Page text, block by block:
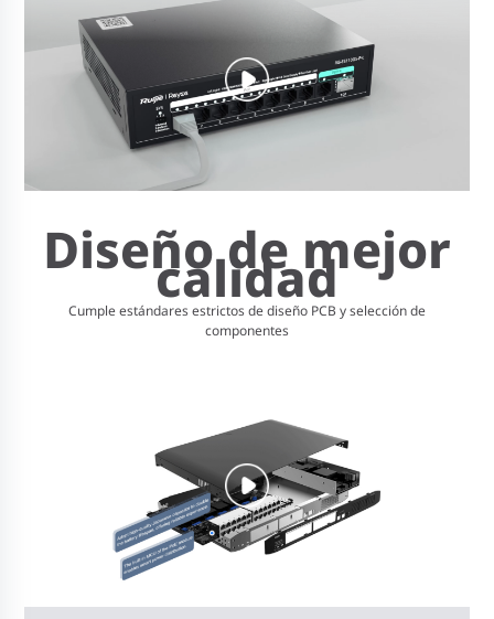
Diseño de mejor
calidad
Cumple estándares estrictos de diseño PCB y selección de
componentes